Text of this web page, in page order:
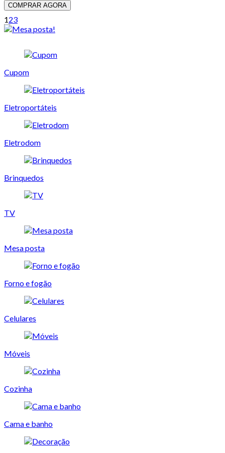
COMPRAR AGORA
123
Cupom
Eletroportáteis
Eletrodom
Brinquedos
TV
Mesa posta
Forno e fogão
Celulares
Móveis
Cozinha
Cama e banho